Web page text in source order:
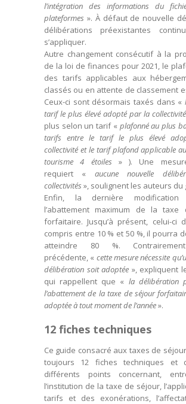
l’intégration des informations du
plateformes ». À défaut de nouvelle
délibérations préexistantes
s’appliquer.
Autre changement consécutif à la
de la loi de finances pour 2021, le
des tarifs applicables aux
classés ou en attente de classement
Ceux-ci sont désormais taxés dans «
tarif le plus élevé adopté par la collectivité
plus selon un tarif « plafonné au plus
tarifs entre le tarif le plus élevé
collectivité et le tarif plafond applicable
tourisme 4 étoiles » ). Une
requiert « aucune nouvelle
collectivités », soulignent les auteurs du
Enfin, la dernière modification
l’abattement maximum de la taxe
forfaitaire. Jusqu’à présent, celui-ci
compris entre 10 % et 50 %, il pourra
atteindre 80 %.
précédente, « cette mesure nécessite
délibération soit adoptée », expliquent
qui rappellent que « la délibération
l’abattement de la taxe de séjour
adoptée à tout moment de l’année».
12 fiches techniques
Ce guide consacré aux taxes de
toujours 12 fiches techniques et
différents points concernant,
l’institution de la taxe de séjour,
tarifs et des exonérations,